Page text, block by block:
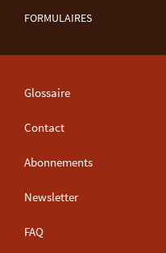
FORMULAIRES
Glossaire
Contact
Abonnements
Newsletter
FAQ